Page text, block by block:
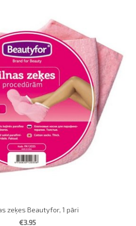
zeķes Beautyfor, 1 pāri
€3.95